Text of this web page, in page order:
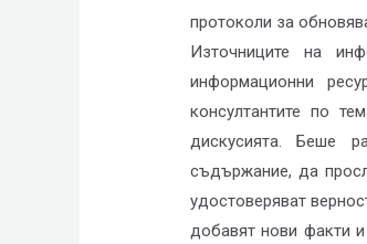
протоколи за
Източниците на
информационни
консултантите по
дискусията. Беше
съдържание, да
удостоверяват
добавят нови факти